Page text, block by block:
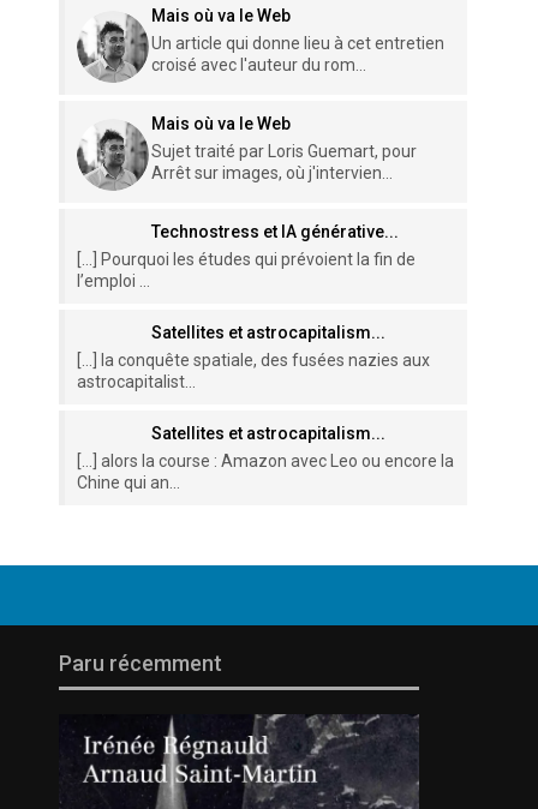
Mais où va le Web
Un article qui donne lieu à cet entretien
croisé avec l'auteur du rom...
Mais où va le Web
Sujet traité par Loris Guemart, pour
Arrêt sur images, où j'intervien...
Technostress et IA générative...
[…] Pourquoi les études qui prévoient la fin de
l’emploi ...
Satellites et astrocapitalism...
[…] la conquête spatiale, des fusées nazies aux
astrocapitalist...
Satellites et astrocapitalism...
[…] alors la course : Amazon avec Leo ou encore la
Chine qui an...
Paru récemment